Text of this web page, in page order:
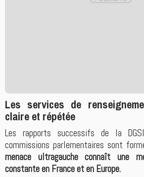
Les services de
claire et répétée
Les rapports successifs de la
commissions parlementaires sont
menace ultragauche connaît une
constante en France et en Europe.